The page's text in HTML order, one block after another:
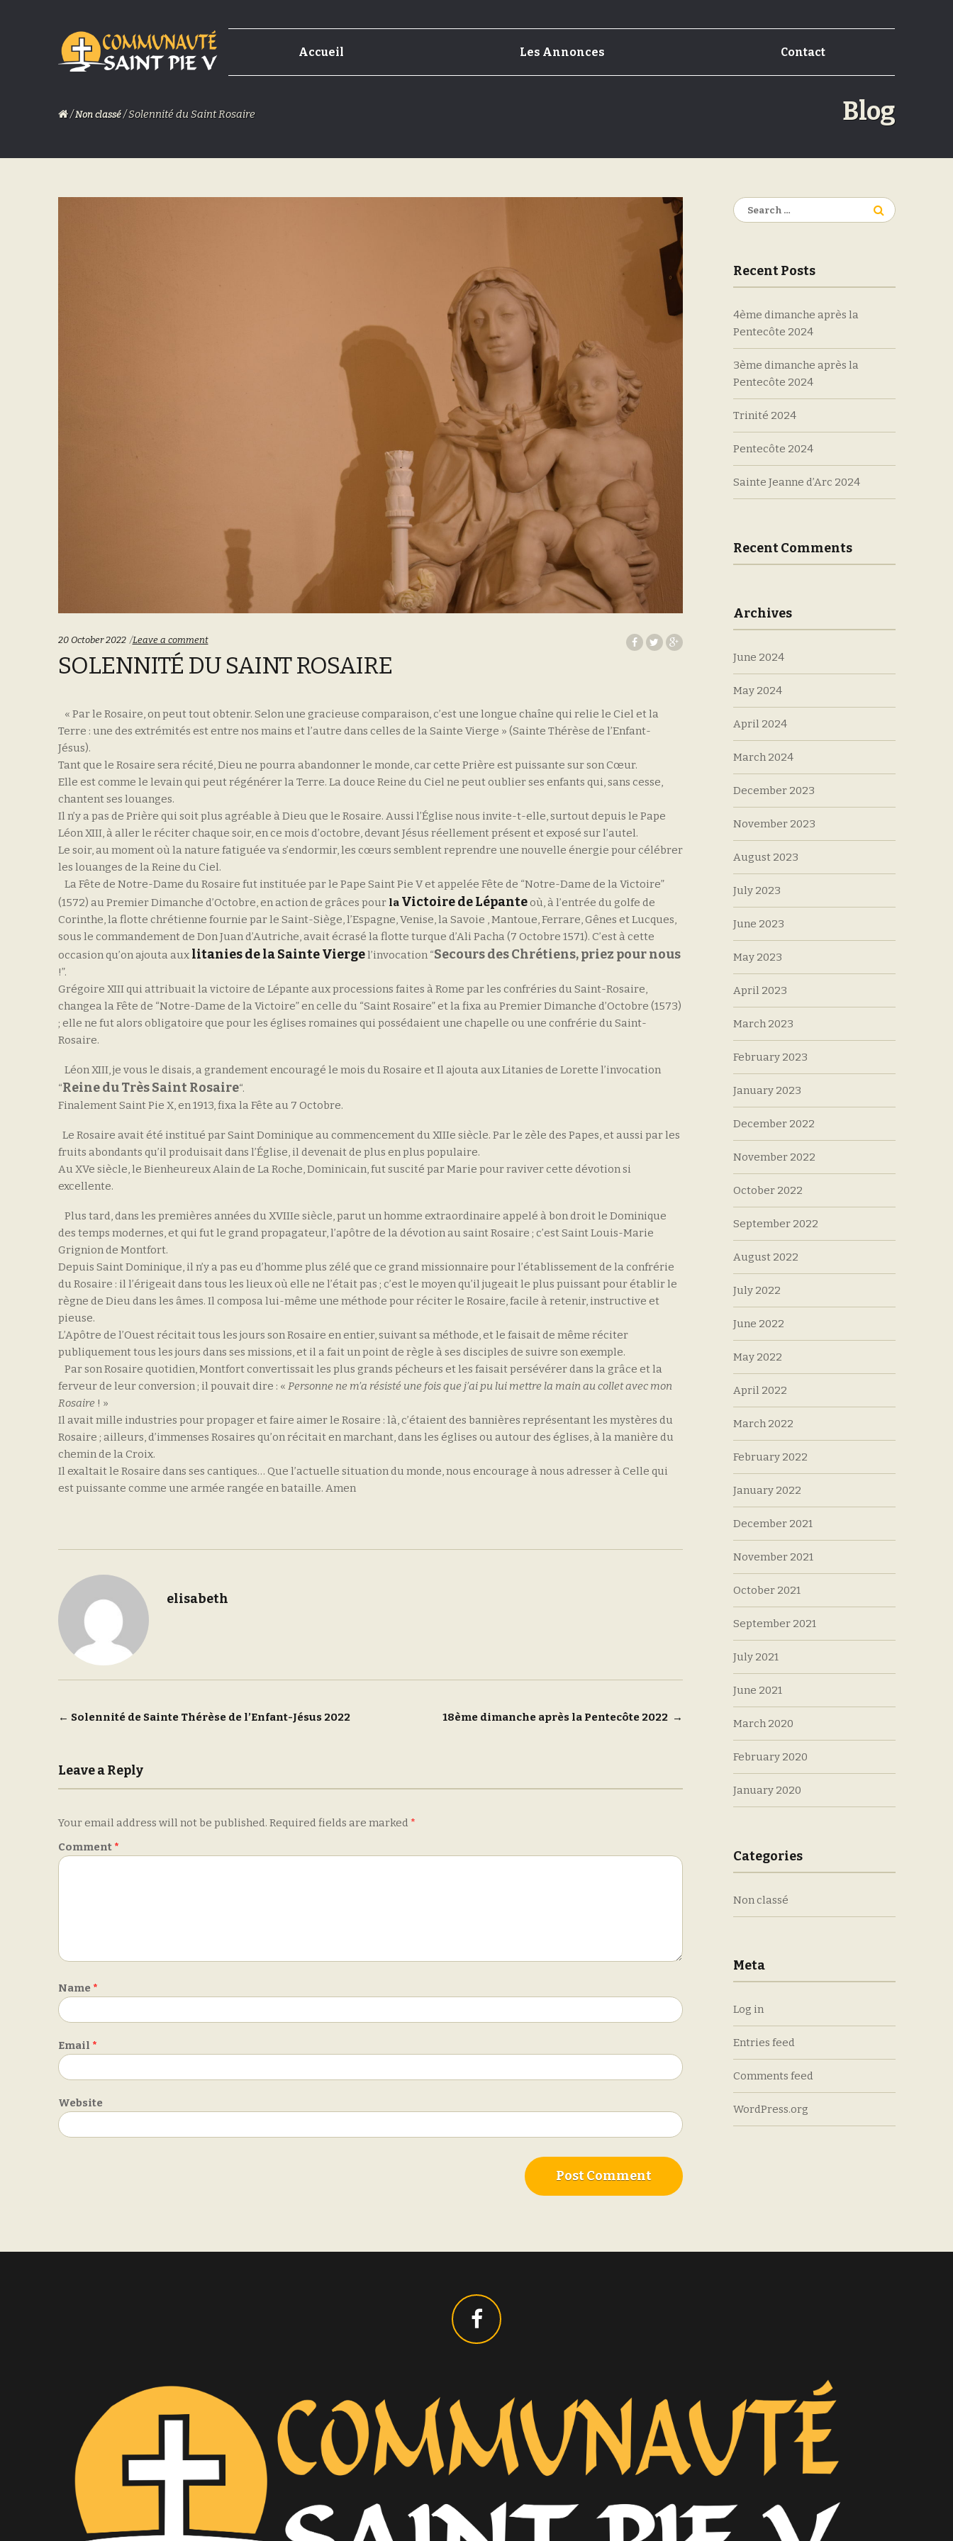
Skip
to
navigation
Skip
to
content
Accueil Les Annonces Contact
/Non classé/ Solennité du Saint Rosaire Blog
20 October 2022 Leave a comment
SOLENNITÉ DU SAINT ROSAIRE
« Par le Rosaire, on peut tout obtenir. Selon une gracieuse comparaison, c’est une longue chaîne qui relie le Ciel et la
Terre : une des extrémités est entre nos mains et l’autre dans celles de la Sainte Vierge » (Sainte Thérèse de l’Enfant-
Jésus).
Tant que le Rosaire sera récité, Dieu ne pourra abandonner le monde, car cette Prière est puissante sur son Cœur.
Elle est comme le levain qui peut régénérer la Terre. La douce Reine du Ciel ne peut oublier ses enfants qui, sans cesse,
chantent ses louanges.
Il n’y a pas de Prière qui soit plus agréable à Dieu que le Rosaire. Aussi l’Église nous invite-t-elle, surtout depuis le Pape
Léon XIII, à aller le réciter chaque soir, en ce mois d’octobre, devant Jésus réellement présent et exposé sur l’autel.
Le soir, au moment où la nature fatiguée va s’endormir, les cœurs semblent reprendre une nouvelle énergie pour célébrer
les louanges de la Reine du Ciel.
La Fête de Notre-Dame du Rosaire fut instituée par le Pape Saint Pie V et appelée Fête de “Notre-Dame de la Victoire”
(1572) au Premier Dimanche d’Octobre, en action de grâces pour la Victoire de Lépanteoù, à l’entrée du golfe de
Corinthe, la flotte chrétienne fournie par le Saint-Siège, l’Espagne, Venise, la Savoie , Mantoue, Ferrare, Gênes et Lucques,
sous le commandement de Don Juan d’Autriche, avait écrasé la flotte turque d’Ali Pacha (7 Octobre 1571). C’est à cette
occasion qu’on ajouta aux litanies de la Sainte Viergel’invocation “Secours des Chrétiens, priez pour nous
!”.
Grégoire XIII qui attribuait la victoire de Lépante aux processions faites à Rome par les confréries du Saint-Rosaire,
changea la Fête de “Notre-Dame de la Victoire” en celle du “Saint Rosaire” et la fixa au Premier Dimanche d’Octobre (1573)
; elle ne fut alors obligatoire que pour les églises romaines qui possédaient une chapelle ou une confrérie du Saint-
Rosaire.
Léon XIII, je vous le disais, a grandement encouragé le mois du Rosaire et Il ajouta aux Litanies de Lorette l’invocation
“Reine du Très Saint Rosaire“.
Finalement Saint Pie X, en 1913, fixa la Fête au 7 Octobre.
Le Rosaire avait été institué par Saint Dominique au commencement du XIIIe siècle. Par le zèle des Papes, et aussi par les
fruits abondants qu’il produisait dans l’Église, il devenait de plus en plus populaire.
Au XVe siècle, le Bienheureux Alain de La Roche, Dominicain, fut suscité par Marie pour raviver cette dévotion si
excellente.
Plus tard, dans les premières années du XVIIIe siècle, parut un homme extraordinaire appelé à bon droit le Dominique
des temps modernes, et qui fut le grand propagateur, l’apôtre de la dévotion au saint Rosaire ; c’est Saint Louis-Marie
Grignion de Montfort.
Depuis Saint Dominique, il n’y a pas eu d’homme plus zélé que ce grand missionnaire pour l’établissement de la confrérie
du Rosaire : il l’érigeait dans tous les lieux où elle ne l’était pas ; c’est le moyen qu’il jugeait le plus puissant pour établir le
règne de Dieu dans les âmes. Il composa lui-même une méthode pour réciter le Rosaire, facile à retenir, instructive et
pieuse.
L’Apôtre de l’Ouest récitait tous les jours son Rosaire en entier, suivant sa méthode, et le faisait de même réciter
publiquement tous les jours dans ses missions, et il a fait un point de règle à ses disciples de suivre son exemple.
Par son Rosaire quotidien, Montfort convertissait les plus grands pécheurs et les faisait persévérer dans la grâce et la
ferveur de leur conversion ; il pouvait dire : « Personne ne m’a résisté une fois que j’ai pu lui mettre la main au collet avec mon
Rosaire ! »
Il avait mille industries pour propager et faire aimer le Rosaire : là, c’étaient des bannières représentant les mystères du
Rosaire ; ailleurs, d’immenses Rosaires qu’on récitait en marchant, dans les églises ou autour des églises, à la manière du
chemin de la Croix.
Il exaltait le Rosaire dans ses cantiques… Que l’actuelle situation du monde, nous encourage à nous adresser à Celle qui
est puissante comme une armée rangée en bataille. Amen
elisabeth
Post
← Solennité de Sainte Thérèse de l’Enfant-Jésus 2022 18ème dimanche après la Pentecôte 2022 →
Leave a Reply
Your email address will not be published. Required fields are marked *
Comment *
Name *
Email *
Website
Search
for:
Recent Posts
4ème dimanche après la
Pentecôte 2024
3ème dimanche après la
Pentecôte 2024
Trinité 2024
Pentecôte 2024
Sainte Jeanne d’Arc 2024
Recent Comments
Archives
June 2024
May 2024
April 2024
March 2024
December 2023
November 2023
August 2023
July 2023
June 2023
May 2023
April 2023
March 2023
February 2023
January 2023
December 2022
November 2022
October 2022
September 2022
August 2022
July 2022
June 2022
May 2022
April 2022
March 2022
February 2022
January 2022
December 2021
November 2021
October 2021
September 2021
July 2021
June 2021
March 2020
February 2020
January 2020
Categories
Non classé
Meta
Log in
Entries feed
Comments feed
WordPress.org